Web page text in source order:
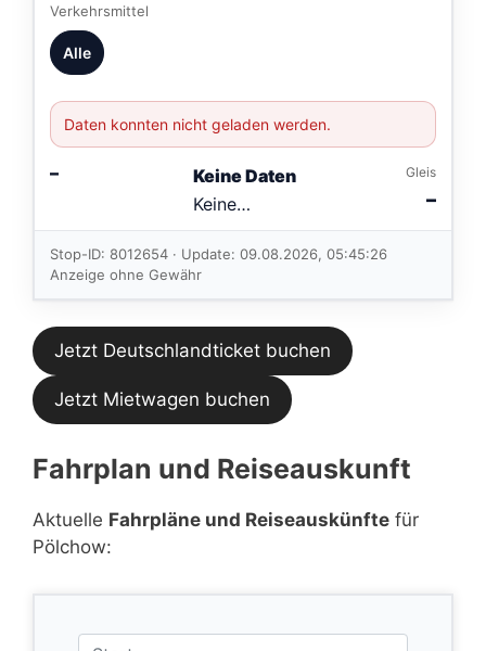
Verkehrsmittel
Alle
Daten konnten nicht geladen werden.
–
Keine Daten
Keine
Verbindungen
im aktuellen
Feed.
Gleis
–
Stop-ID: 8012654 · Update: 09.08.2026, 05:45:26
Anzeige ohne Gewähr
Jetzt Deutschlandticket buchen
Jetzt Mietwagen buchen
Fahrplan und Reiseauskunft
Aktuelle Fahrpläne und Reiseauskünfte für
Pölchow: